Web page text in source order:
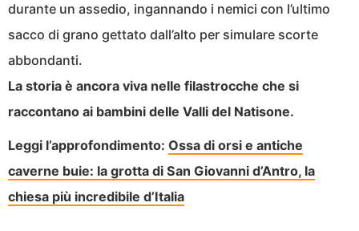
durante un assedio, ingannando i nemici con l’ultimo
sacco di grano gettato dall’alto per simulare scorte
abbondanti.
La storia è ancora viva nelle filastrocche che si
raccontano ai bambini delle Valli del Natisone.
Leggi l’approfondimento: Ossa di orsi e antiche
caverne buie: la grotta di San Giovanni d’Antro, la
chiesa più incredibile d’Italia